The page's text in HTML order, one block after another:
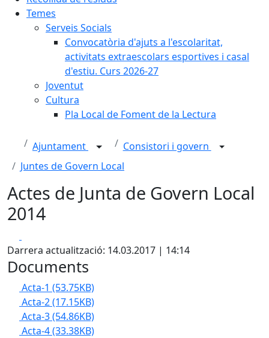
Temes
Serveis Socials
Convocatòria d'ajuts a l'escolaritat,
activitats extraescolars esportives i casal
d'estiu. Curs 2026-27
Joventut
Cultura
Pla Local de Foment de la Lectura
Ajuntament
Consistori i govern
Juntes de Govern Local
Actes de Junta de Govern Local
2014
Darrera actualització: 14.03.2017 | 14:14
Documents
Acta-1 (53.75KB)
Acta-2(17.15KB)
Acta-3(54.86KB)
Acta-4(33.38KB)